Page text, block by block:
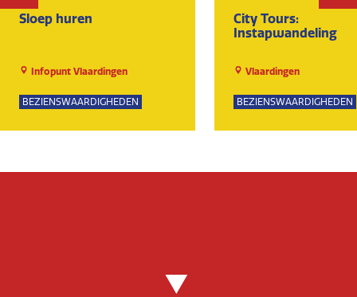
Sloep huren
Infopunt Vlaardingen
BEZIENSWAARDIGHEDEN
City Tours:
Instapwandeling
Vlaardingen
BEZIENSWAARDIGHEDEN